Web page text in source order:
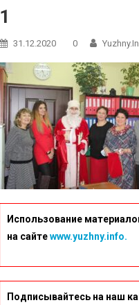
1
31.12.2020 0
Использование
на сайтеwww.yuzhny.info.
Подписывайтесь на наш